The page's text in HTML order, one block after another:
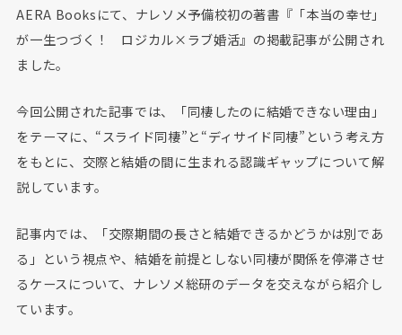
AERA Booksにて、ナレソメ予備校初の著書『「本当の幸せ」
が一生つづく！ ロジカル×ラブ婚活』の掲載記事が公開され
ました。
今回公開された記事では、「同棲したのに結婚できない理由」
をテーマに、“スライド同棲”と“ディサイド同棲”という考え方
をもとに、交際と結婚の間に生まれる認識ギャップについて解
説しています。
記事内では、「交際期間の長さと結婚できるかどうかは別であ
る」という視点や、結婚を前提としない同棲が関係を停滞させ
るケースについて、ナレソメ総研のデータを交えながら紹介し
ています。